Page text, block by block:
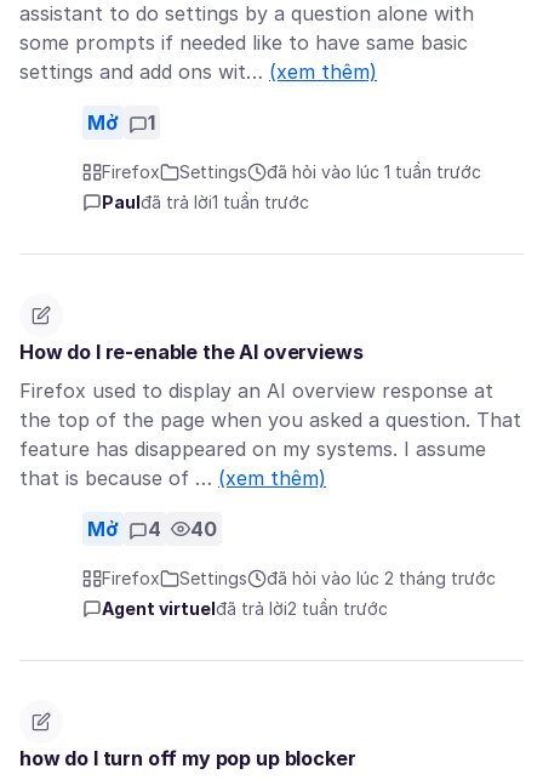
assistant to do settings by a question alone with
some prompts if needed like to have same basic
settings and add ons wit… (xem thêm)
Mở 1
Firefox Settings
đã hỏi vào lúc 1 tuần trước
Paul đã trả lời1 tuần trước
How do I re-enable the AI overviews
Firefox used to display an AI overview response at
the top of the page when you asked a question. That
feature has disappeared on my systems. I assume
that is because of … (xem thêm)
Mở 4 40
Firefox Settings
đã hỏi vào lúc 2 tháng trước
Agent virtuel đã trả lời2 tuần trước
how do I turn off my pop up blocker